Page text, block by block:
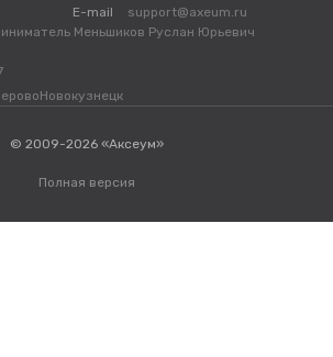
E-mail
support@axeum.ru
Меньшиков Руслан Юрьевич
Новокузнецк
© 2009-2026 «Аксеум»
Полная версия